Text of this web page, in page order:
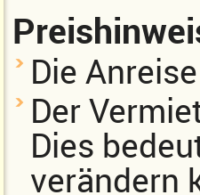
Die
Der
Dies
verändern